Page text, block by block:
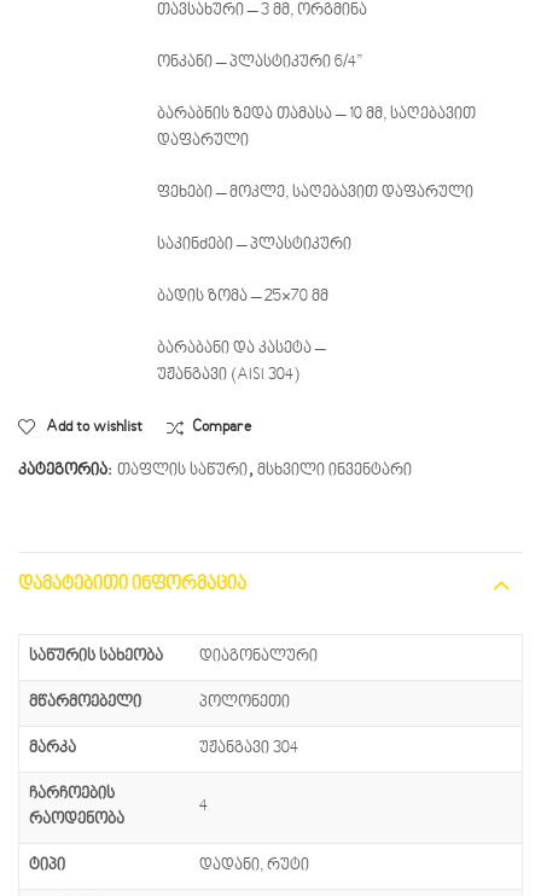
თავსახური – 3 მმ, ორგმინა
ონკანი – პლასტიკური 6/4”
ბარაბნის ზედა თამასა – 10 მმ, საღებავით
დაფარული
ფეხები – მოკლე, საღებავით დაფარული
საკინძები – პლასტიკური
ბადის ზომა – 25×70 მმ
ბარაბანი და კასეტა –
უჟანგავი (AISI 304)
Add to wishlist Compare
კატეგორია: თაფლის საწური, მსხვილი ინვენტარი
ᲓᲐᲛᲐᲢᲔᲑᲘᲗᲘ ᲘᲜᲤᲝᲠᲛᲐᲪᲘᲐ
საწურის სახეობა დიაგონალური
მწარმოებელი პოლონეთი
მარკა უჟანგავი 304
ჩარჩოების
რაოდენობა
4
ტიპი დადანი, რუტი